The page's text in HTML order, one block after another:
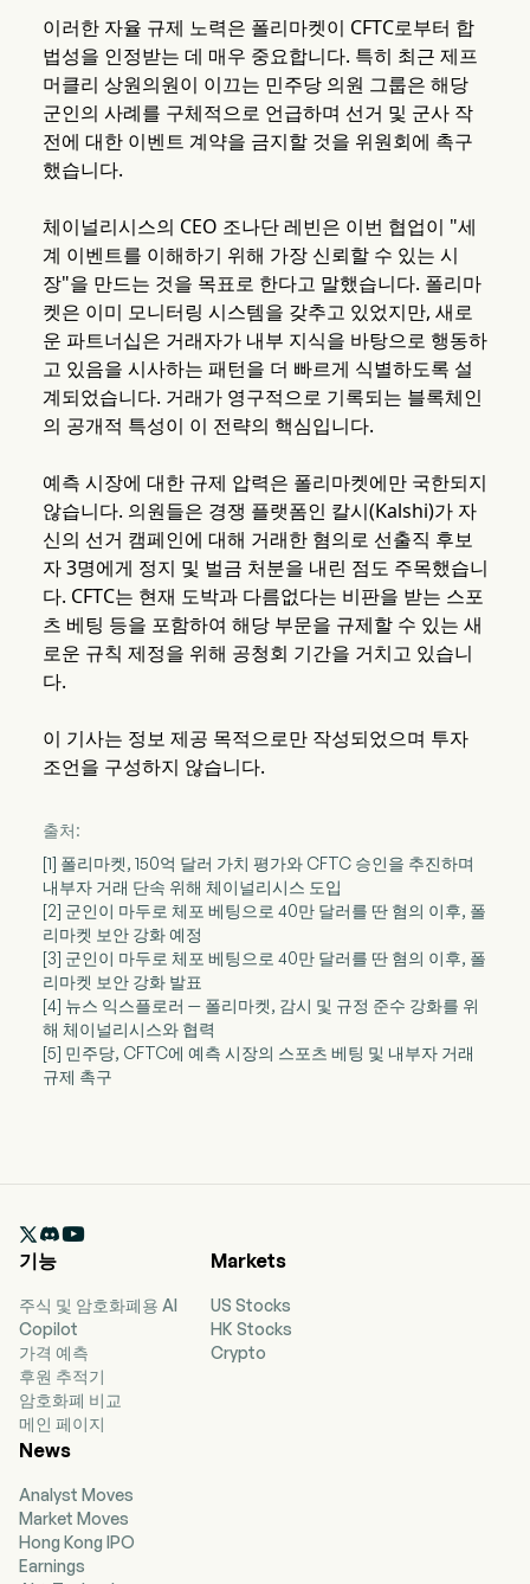
이러한 자율 규제 노력은 폴리마켓이 CFTC로부터 합
법성을 인정받는 데 매우 중요합니다. 특히 최근 제프
머클리 상원의원이 이끄는 민주당 의원 그룹은 해당
군인의 사례를 구체적으로 언급하며 선거 및 군사 작
전에 대한 이벤트 계약을 금지할 것을 위원회에 촉구
했습니다.
체이널리시스의 CEO 조나단 레빈은 이번 협업이 "세
계 이벤트를 이해하기 위해 가장 신뢰할 수 있는 시
장"을 만드는 것을 목표로 한다고 말했습니다. 폴리마
켓은 이미 모니터링 시스템을 갖추고 있었지만, 새로
운 파트너십은 거래자가 내부 지식을 바탕으로 행동하
고 있음을 시사하는 패턴을 더 빠르게 식별하도록 설
계되었습니다. 거래가 영구적으로 기록되는 블록체인
의 공개적 특성이 이 전략의 핵심입니다.
예측 시장에 대한 규제 압력은 폴리마켓에만 국한되지
않습니다. 의원들은 경쟁 플랫폼인 칼시(Kalshi)가 자
신의 선거 캠페인에 대해 거래한 혐의로 선출직 후보
자 3명에게 정지 및 벌금 처분을 내린 점도 주목했습니
다. CFTC는 현재 도박과 다름없다는 비판을 받는 스포
츠 베팅 등을 포함하여 해당 부문을 규제할 수 있는 새
로운 규칙 제정을 위해 공청회 기간을 거치고 있습니
다.
이 기사는 정보 제공 목적으로만 작성되었으며 투자
조언을 구성하지 않습니다.
출처:
[1] 폴리마켓, 150억 달러 가치 평가와 CFTC 승인을 추진하며
내부자 거래 단속 위해 체이널리시스 도입
[2] 군인이 마두로 체포 베팅으로 40만 달러를 딴 혐의 이후, 폴
리마켓 보안 강화 예정
[3] 군인이 마두로 체포 베팅으로 40만 달러를 딴 혐의 이후, 폴
리마켓 보안 강화 발표
[4] 뉴스 익스플로러 — 폴리마켓, 감시 및 규정 준수 강화를 위
해 체이널리시스와 협력
[5] 민주당, CFTC에 예측 시장의 스포츠 베팅 및 내부자 거래
규제 촉구

기능
주식 및 암호화폐용 AI
Copilot
가격 예측
후원 추적기
암호화폐 비교
메인 페이지
Markets
US Stocks
HK Stocks
Crypto
News
Analyst Moves
Market Moves
Hong Kong IPO
Earnings